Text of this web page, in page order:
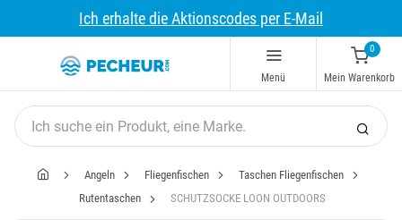
Ich erhalte die Aktionscodes per E-Mail
Menü
0
Mein Warenkorb
Angeln Fliegenfischen
Taschen Fliegenfischen
Rutentaschen
SCHUTZSOCKE LOON OUTDOORS